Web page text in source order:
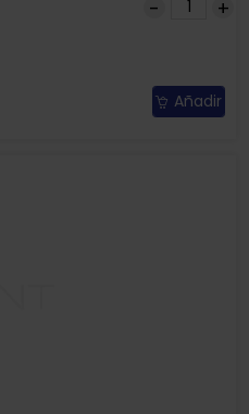
Añadir